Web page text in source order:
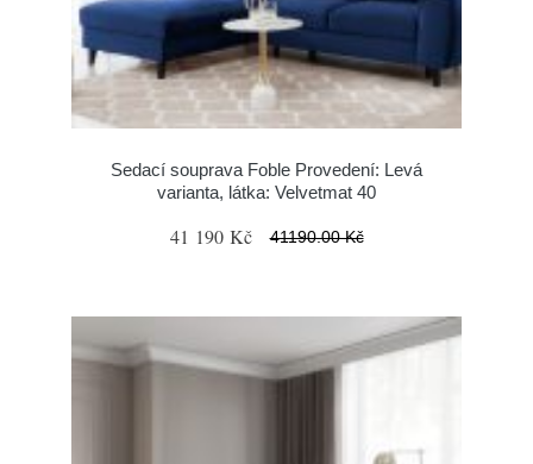
Sedací souprava Foble Provedení: Levá
varianta, látka: Velvetmat 40
41 190 Kč 41190.00 Kč